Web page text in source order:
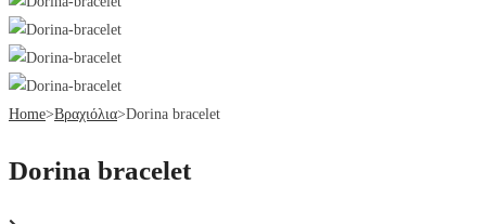
Home>Βραχιόλια>Dorina bracelet
Dorina bracelet